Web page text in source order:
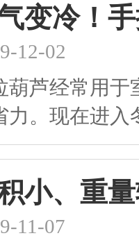
变冷！
12-02
葫芦经常用于
力。现在进
小、重
11-07